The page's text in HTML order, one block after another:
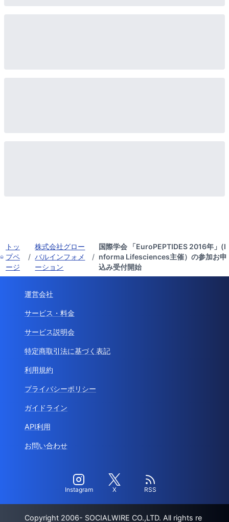
トッ
プペ
ージ
/
株式会社グロー
バルインフォメ
ーション
/
国際学会 「EuroPEPTIDES 2016年」(I
nforma Lifesciences主催）の参加お申
込み受付開始
運営会社
サービス・料金
サービス説明会
特定商取引法に基づく表記
利用規約
プライバシーポリシー
ガイドライン
API利用
お問い合わせ
Instagram X RSS
Copyright 2006- SOCIALWIRE CO.,LTD. All rights re